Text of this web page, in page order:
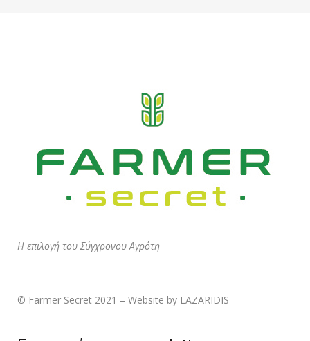
Η επιλογή του Σύγχρονου Αγρότη
© Farmer Secret 2021 – Website by LAZARIDIS